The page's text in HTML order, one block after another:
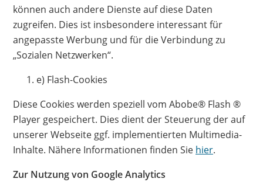
können auch andere Dienste auf diese Daten
zugreifen. Dies ist insbesondere interessant für
angepasste Werbung und für die Verbindung zu
„Sozialen Netzwerken“.
e) Flash-Cookies
Diese Cookies werden speziell vom Abobe® Flash ®
Player gespeichert. Dies dient der Steuerung der auf
unserer Webseite ggf. implementierten Multimedia-
Inhalte. Nähere Informationen finden Sie hier.
Zur Nutzung von Google Analytics